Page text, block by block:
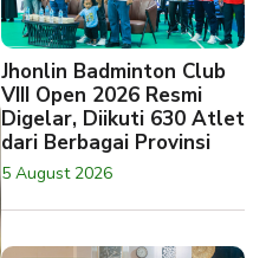
Jhonlin Badminton Club
VIII Open 2026 Resmi
Digelar, Diikuti 630 Atlet
dari Berbagai Provinsi
5 August 2026